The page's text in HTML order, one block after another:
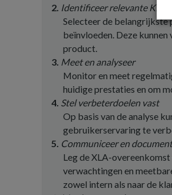
Identificeer relevante KPI’s
Selecteer de
beïnvloeden. Deze
product.
Meet en analyseer
Monitor en meet
huidige prestaties en om
Stel verbeterdoelen vast
Op basis van de analyse
gebruikerservaring te
Communiceer en
Leg de XLA-
verwachtingen en
zowel intern als naar de